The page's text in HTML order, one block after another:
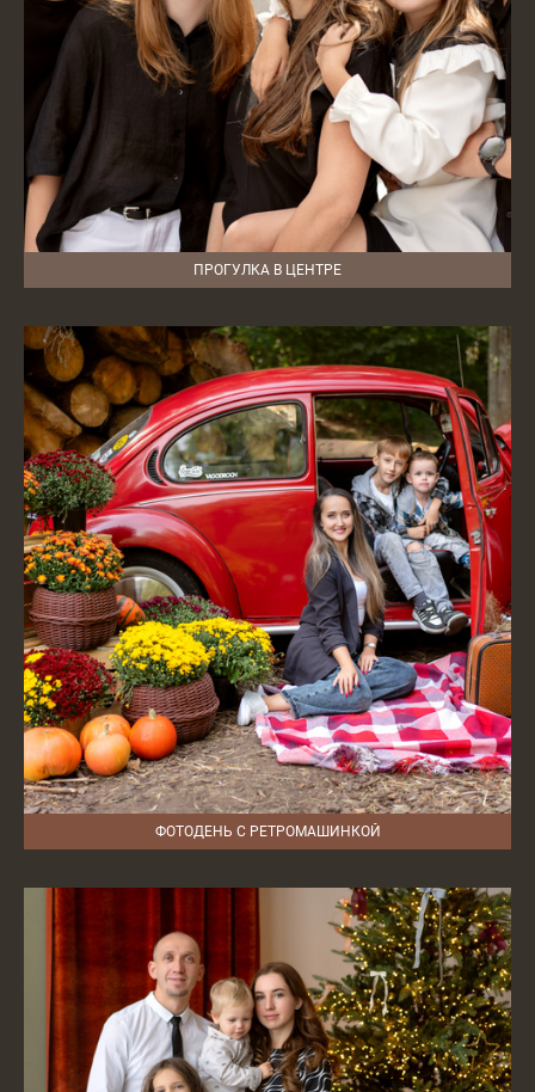
ПРОГУЛКА В ЦЕНТРЕ
ФОТОДЕНЬ С РЕТРОМАШИНКОЙ